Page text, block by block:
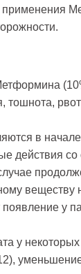
в
действия
у
у